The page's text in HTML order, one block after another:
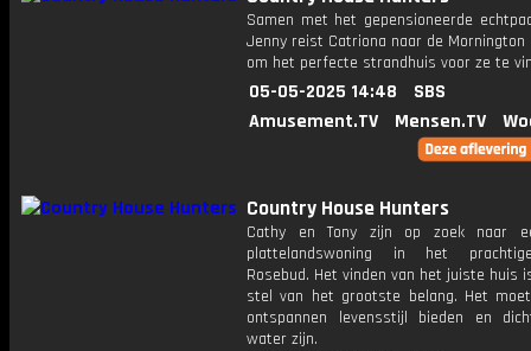
Samen met het gepensioneerde
Jenny reist Catriona naar de Mornington
om het perfecte strandhuis voor ze te
05-05-2025 14:48
SBS
Amusement.TV
Mensen.TV
Country House Hunters
Cathy en Tony zijn op zoek naar
plattelandswoning in het
Rosebud. Het vinden van het juiste huis
stel van het grootste belang. Het
ontspannen levensstijl bieden en
water zijn.